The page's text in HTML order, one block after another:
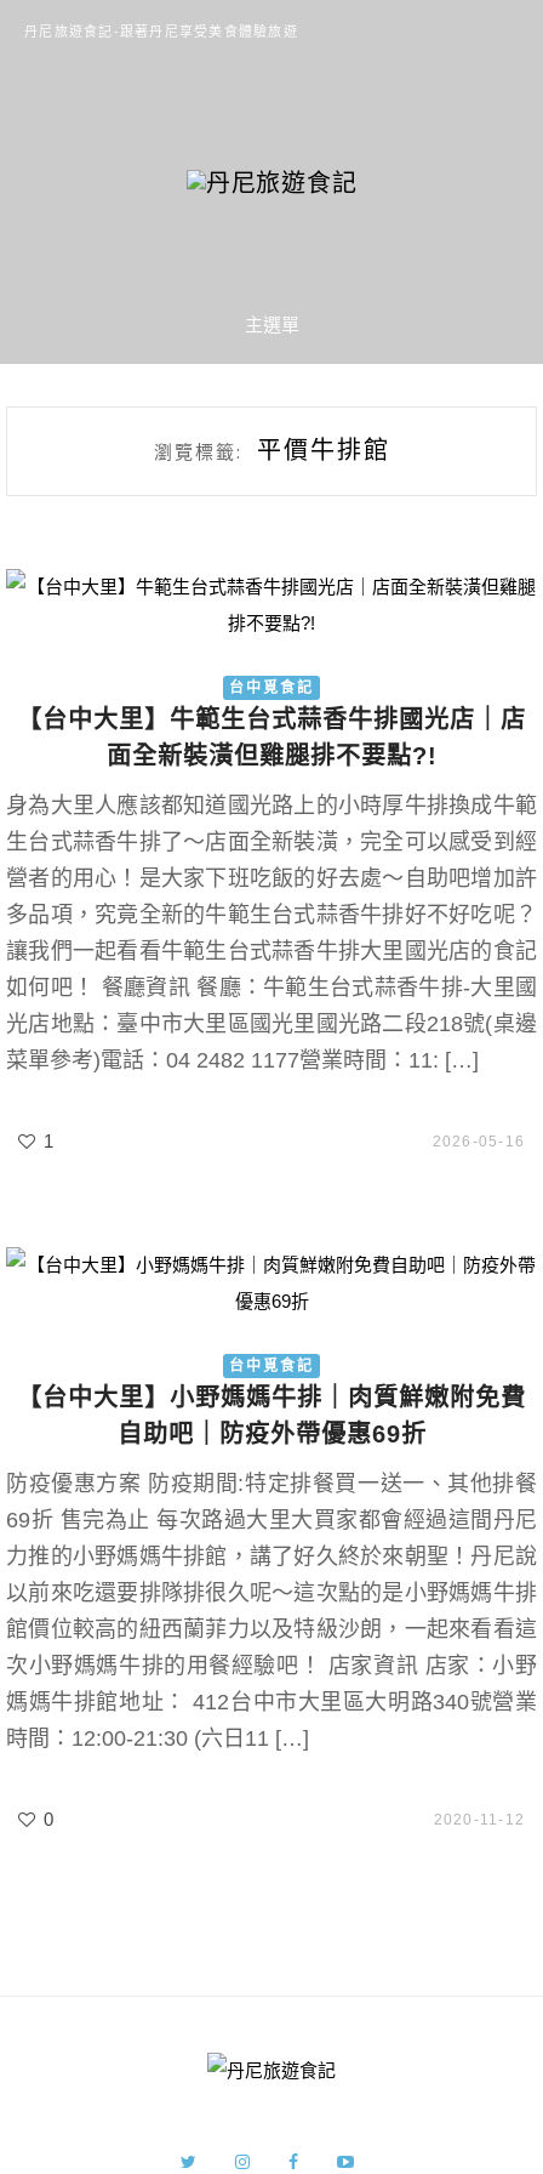
丹尼旅遊食記-跟著丹尼享受美食體驗旅遊
主選單
瀏覽標籤: 平價牛排館
台中覓食記
【台中大里】牛範生台式蒜香牛排國光店｜店
面全新裝潢但雞腿排不要點?!
身為大里人應該都知道國光路上的小時厚牛排換成牛範
生台式蒜香牛排了～店面全新裝潢，完全可以感受到經
營者的用心！是大家下班吃飯的好去處～自助吧增加許
多品項，究竟全新的牛範生台式蒜香牛排好不好吃呢？
讓我們一起看看牛範生台式蒜香牛排大里國光店的食記
如何吧！ 餐廳資訊 餐廳：牛範生台式蒜香牛排-大里國
光店地點：臺中市大里區國光里國光路二段218號(桌邊
菜單參考)電話：04 2482 1177營業時間：11: […]
1 2026-05-16
台中覓食記
【台中大里】小野媽媽牛排｜肉質鮮嫩附免費
自助吧｜防疫外帶優惠69折
防疫優惠方案 防疫期間:特定排餐買一送一、其他排餐
69折 售完為止 每次路過大里大買家都會經過這間丹尼
力推的小野媽媽牛排館，講了好久終於來朝聖！丹尼說
以前來吃還要排隊排很久呢～這次點的是小野媽媽牛排
館價位較高的紐西蘭菲力以及特級沙朗，一起來看看這
次小野媽媽牛排的用餐經驗吧！ 店家資訊 店家：小野
媽媽牛排館地址： 412台中市大里區大明路340號營業
時間：12:00-21:30 (六日11 […]
0 2020-11-12